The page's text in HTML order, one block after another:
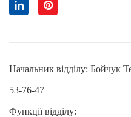
Начальник відділу: Бойчук
53-76-47
Функції відділу: